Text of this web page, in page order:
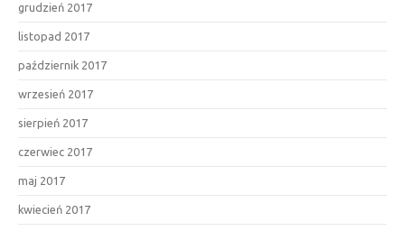
grudzień 2017
listopad 2017
październik 2017
wrzesień 2017
sierpień 2017
czerwiec 2017
maj 2017
kwiecień 2017